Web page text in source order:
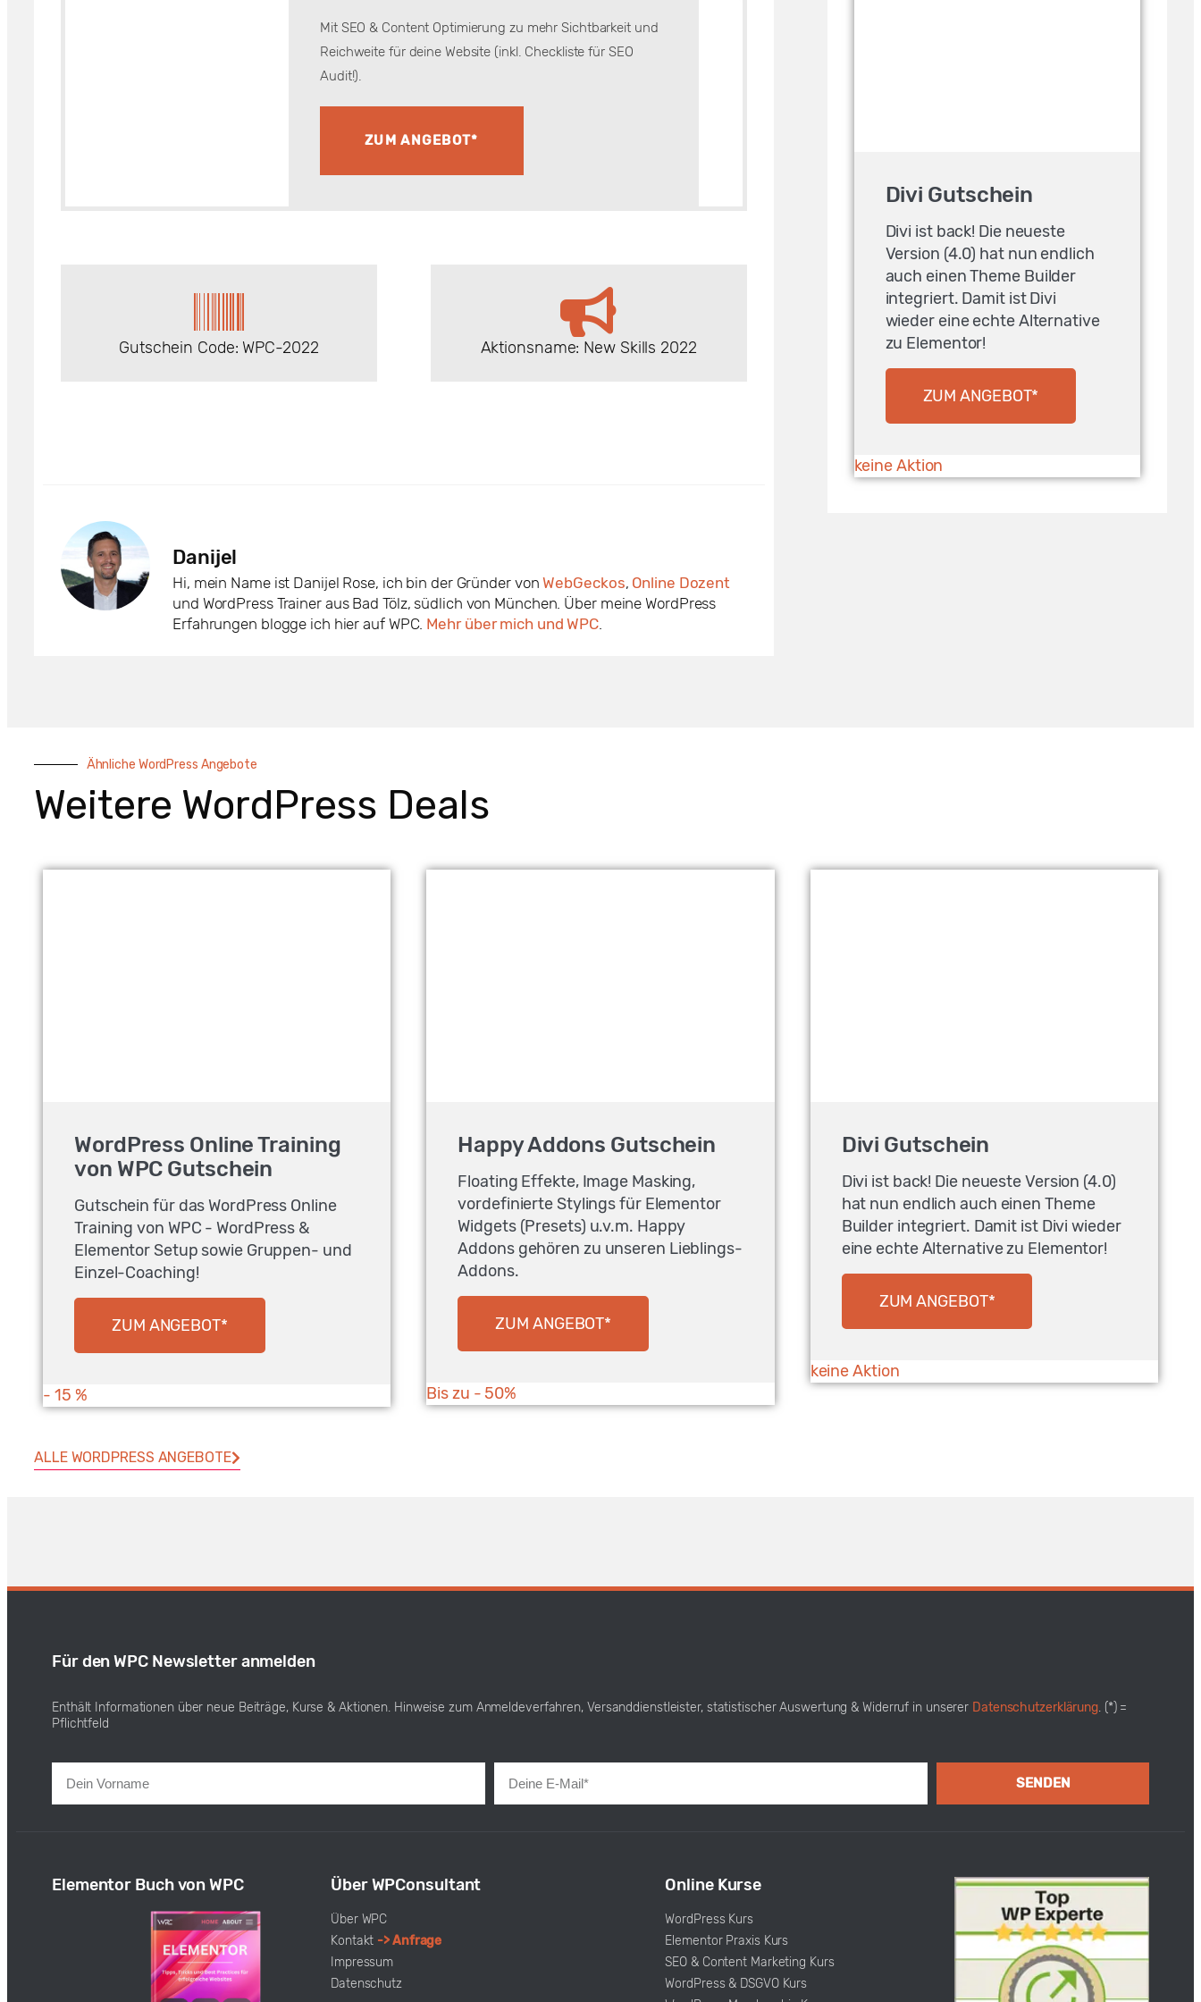
Mit SEO & Content Optimierung zu mehr Sichtbarkeit und
Reichweite für deine Website (inkl. Checkliste für SEO
Audit!).
ZUM ANGEBOT*
Gutschein Code: WPC-2022 Aktionsname: New Skills 2022
Danijel
Hi, mein Name ist Danijel Rose, ich bin der Gründer vonWebGeckos, Online Dozent
und WordPress Trainer aus Bad Tölz, südlich von München. Über meine WordPress
Erfahrungen blogge ich hier auf WPC. Mehr über mich und WPC.
Divi Gutschein
Divi ist back! Die neueste
Version (4.0) hat nun endlich
auch einen Theme Builder
integriert. Damit ist Divi
wieder eine echte Alternative
zu Elementor!
ZUM ANGEBOT*
keine Aktion
Ähnliche WordPress Angebote
Weitere WordPress Deals
WordPress Online Training
von WPC Gutschein
Gutschein für das WordPress Online
Training von WPC - WordPress &
Elementor Setup sowie Gruppen- und
Einzel-Coaching!
ZUM ANGEBOT*
- 15 %
Happy Addons Gutschein
Floating Effekte, Image Masking,
vordefinierte Stylings für Elementor
Widgets (Presets) u.v.m. Happy
Addons gehören zu unseren Lieblings-
Addons.
ZUM ANGEBOT*
Bis zu - 50%
Divi Gutschein
Divi ist back! Die neueste Version (4.0)
hat nun endlich auch einen Theme
Builder integriert. Damit ist Divi wieder
eine echte Alternative zu Elementor!
ZUM ANGEBOT*
keine Aktion
ALLE WORDPRESS ANGEBOTE
Für den WPC Newsletter anmelden
Enthält Informationen über neue Beiträge, Kurse & Aktionen. Hinweise zum Anmeldeverfahren, Versanddienstleister, statistischer Auswertung & Widerruf in unserer Datenschutzerklärung. (*) =
Pflichtfeld
SENDEN
Elementor Buch von WPC Über WPConsultant
Über WPC
Kontakt -> Anfrage
Impressum
Datenschutz
Online Kurse
WordPress Kurs
Elementor Praxis Kurs
SEO & Content Marketing Kurs
WordPress & DSGVO Kurs